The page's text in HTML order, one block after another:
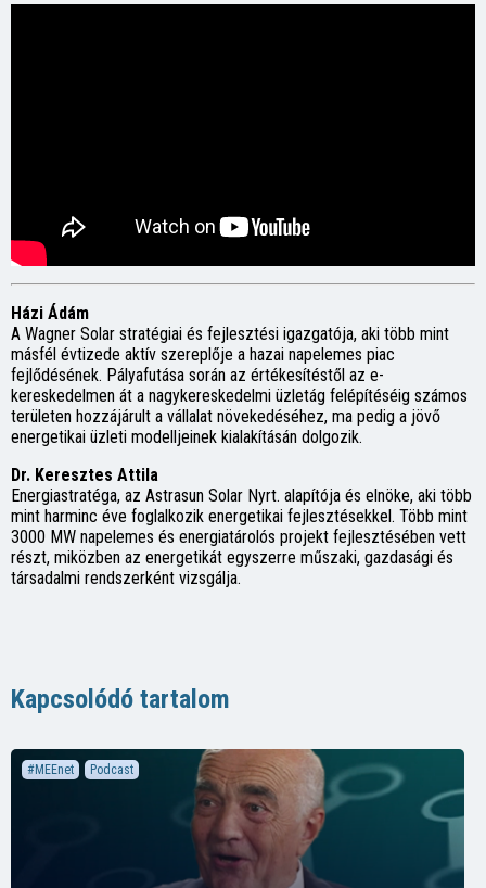
Házi Ádám
A Wagner Solar stratégiai és fejlesztési igazgatója, aki több mint
másfél évtizede aktív szereplője a hazai napelemes piac
fejlődésének. Pályafutása során az értékesítéstől az e-
kereskedelmen át a nagykereskedelmi üzletág felépítéséig számos
területen hozzájárult a vállalat növekedéséhez, ma pedig a jövő
energetikai üzleti modelljeinek kialakításán dolgozik.
Dr. Keresztes Attila
Energiastratéga, az Astrasun Solar Nyrt. alapítója és elnöke, aki több
mint harminc éve foglalkozik energetikai fejlesztésekkel. Több mint
3000 MW napelemes és energiatárolós projekt fejlesztésében vett
részt, miközben az energetikát egyszerre műszaki, gazdasági és
társadalmi rendszerként vizsgálja.
Kapcsolódó tartalom
#MEEnet Podcast